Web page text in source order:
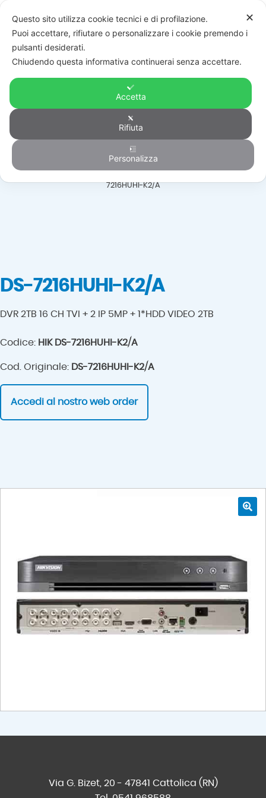
Videoregistratori
HOME/PRODOTTI/VIDEOSORVEGLIANZA/VIDEOREGISTRATORI/DS-
7216HUHI-K2/A
DS-7216HUHI-K2/A
DVR 2TB 16 CH TVI + 2 IP 5MP + 1*HDD VIDEO 2TB
Codice: HIK DS-7216HUHI-K2/A
Cod. Originale: DS-7216HUHI-K2/A
Accedi al nostro web order
Via G. Bizet, 20 - 47841 Cattolica (RN)
✕
Questo sito utilizza cookie tecnici e di profilazione.
Puoi accettare, rifiutare o personalizzare i cookie premendo i
pulsanti desiderati.
Chiudendo questa informativa continuerai senza accettare.
Accetta
Rifiuta
Personalizza